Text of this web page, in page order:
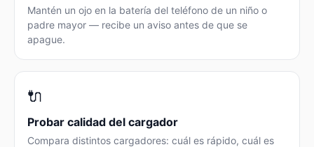
Mantén un ojo en la batería del teléfono de un niño o
padre mayor — recibe un aviso antes de que se
apague.
🔌
Probar calidad del cargador
Compara distintos cargadores: cuál es rápido, cuál es